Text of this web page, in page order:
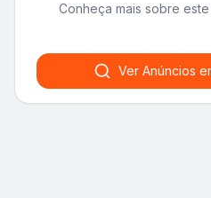
Conheça mais sobre
Ver Anúncios